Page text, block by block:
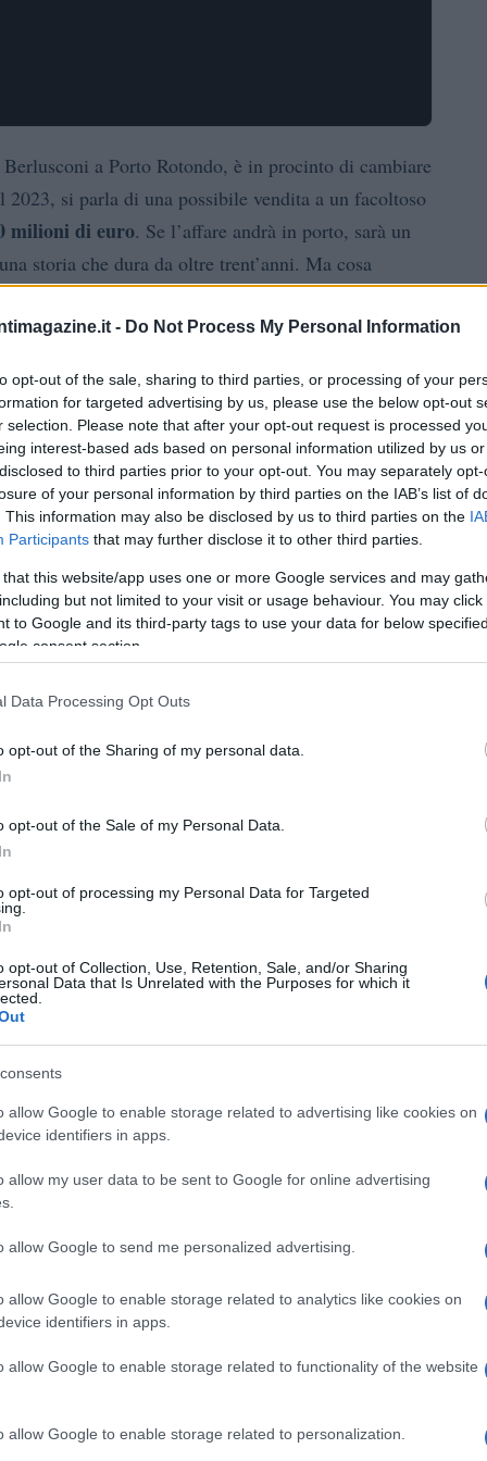
- Do Not Process My Personal Information
opt-out of the sale, sharing to third parties, or processing of your
for targeted advertising by us, please use the below opt-out
selection. Please note that after your opt-out request is processed
interest-based ads based on personal information utilized by us
to third parties prior to your opt-out. You may separately
of your personal information by third parties on the IAB’s list of
This information may also be disclosed by us to third parties on the
Participants that may further disclose it to other third parties.
that this website/app uses one or more Google services and may
but not limited to your visit or usage behaviour. You may
to Google and its third-party tags to use your data for below
consent section.
Data Processing Opt Outs
opt-out of the Sharing of my personal data.
opt-out of the Sale of my Personal Data.
opt-out of processing my Personal Data for Targeted
opt-out of Collection, Use, Retention, Sale, and/or Sharing
Data that Is Unrelated with the Purposes for which it
allow Google to enable storage related to advertising like cookies on
identifiers in apps.
allow my user data to be sent to Google for online advertising
allow Google to send me personalized advertising.
allow Google to enable storage related to analytics like cookies on
identifiers in apps.
allow Google to enable storage related to functionality of the website
allow Google to enable storage related to personalization.
a Porto Rotondo, è in procinto di cambiare
si parla di una possibile vendita a un facoltoso
milioni di euro. Se l’affare andrà in porto, sarà un
storia che dura da oltre trent’anni. Ma cosa
di Berlusconi?
sempre stata legata al nome di Berlusconi. Negli
premier, la villa era conosciuta comeVilla
faccendiere coinvolto in vari scandali. Carboni
dellaBanda della Maglianae altri personaggi
decesso a Londra nel 1982 ha sollevato numerosi
fu costretto a cedere la proprietà, e
di una trasformazione senza precedenti.
la guida dell’architetto Gianni Gamondi,
e sicuro. Oggi, la villa si estende su
una torre, una serra, un teatro e persino un
Il parco circostante si estende per
offrendo ogni tipo di lusso immaginabile.
tanto affascinante?
privata; è diventata un simbolo di potere e
dove si sono tenuti vertici politici informali e si
è stata esente da scandali, come nel 2000,